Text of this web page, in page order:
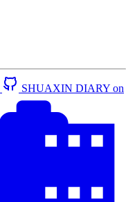
SHUAXIN DIARY on